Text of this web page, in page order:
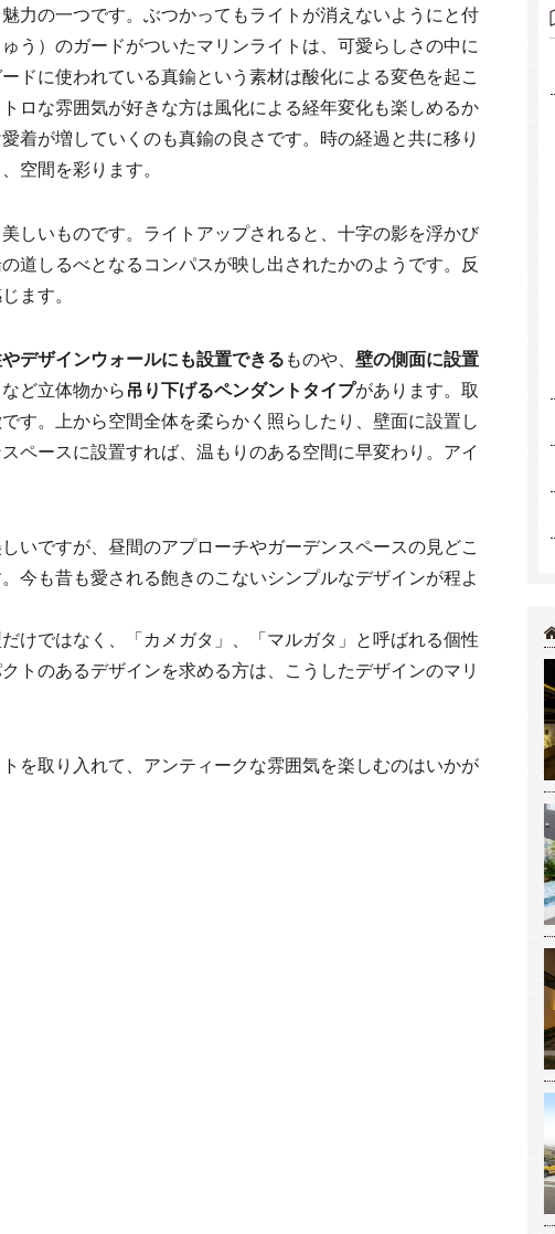
力の一つです。ぶつかってもライトが消えないようにと付
う）のガードがついたマリンライトは、可愛らしさの中に
ドに使われている真鍮という素材は酸化による変色を起こ
ロな雰囲気が好きな方は風化による経年変化も楽しめるか
着が増していくのも真鍮の良さです。時の経過と共に移り
空間を彩ります。
しいものです。ライトアップされると、十字の影を浮かび
道しるべとなるコンパスが映し出されたかのようです。反
ます。
デザインウォールにも設置できるものや、 壁の側面に設置
ど立体物から吊り下げるペンダントタイプがあります。取
す。上から空間全体を柔らかく照らしたり、壁面に設置し
ペースに設置すれば、温もりのある空間に早変わり。アイ
いですが、昼間のアプローチやガーデンスペースの見どこ
今も昔も愛される飽きのこないシンプルなデザインが程よ
けではなく、「カメガタ」、「マルガタ」と呼ばれる個性
トのあるデザインを求める方は、こうしたデザインのマリ
を取り入れて、アンティークな雰囲気を楽しむのはいかが